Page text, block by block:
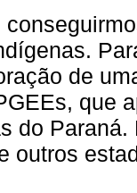
de
que
do
outros